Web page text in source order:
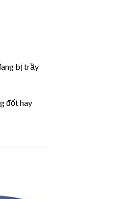
bị trầy
đốt hay